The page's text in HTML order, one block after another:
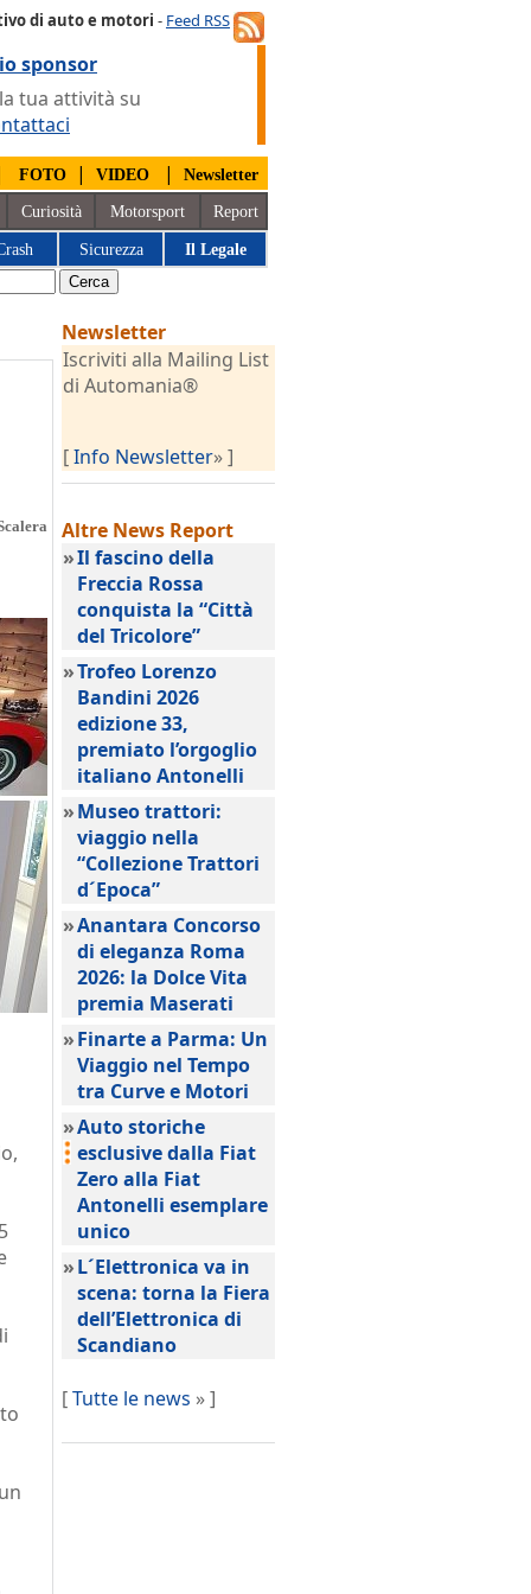
di auto e motori - Feed RSS
sponsor
tua attività su
FOTO | VIDEO | Newsletter
Curiosità Motorsport Report
Sicurezza Il Legale
Newsletter
Iscriviti alla Mailing List
di Automania®
[Info Newsletter» ]
Altre News Report
»Il fascino della
Freccia Rossa
conquista la “Città
del Tricolore”
»Trofeo Lorenzo
Bandini 2026
edizione 33,
premiato l’orgoglio
italiano Antonelli
»Museo trattori:
viaggio nella
“Collezione Trattori
d´Epoca”
»Anantara Concorso
di eleganza Roma
2026: la Dolce Vita
premia Maserati
»Finarte a Parma: Un
Viaggio nel Tempo
tra Curve e Motori
»Auto storiche
esclusive dalla Fiat
Zero alla Fiat
Antonelli esemplare
unico
»L´Elettronica va in
scena: torna la Fiera
dell’Elettronica di
Scandiano
[Tutte le news » ]